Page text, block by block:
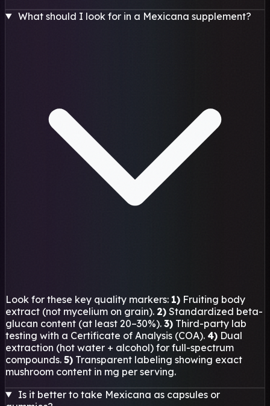
What should I look for in a Mexicana supplement?
Look for these key quality markers: 1) Fruiting body
extract (not mycelium on grain). 2) Standardized beta-
glucan content (at least 20–30%). 3) Third-party lab
testing with a Certificate of Analysis (COA). 4) Dual
extraction (hot water + alcohol) for full-spectrum
compounds. 5) Transparent labeling showing exact
mushroom content in mg per serving.
Is it better to take Mexicana as capsules or